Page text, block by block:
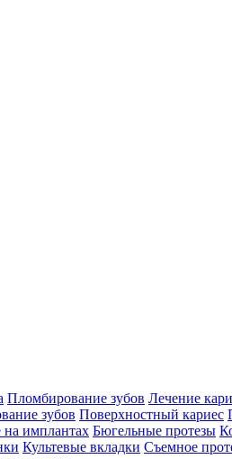
Пломбирование зубов Лечение
зубов Поверхностный кариес
на имплантах Бюгельные протезы
Культевые вкладки Съемное